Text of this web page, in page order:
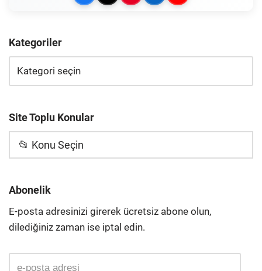
Kategoriler
Site Toplu Konular
📂 Konu Seçin
Abonelik
E-posta adresinizi girerek ücretsiz abone olun,
dilediğiniz zaman ise iptal edin.